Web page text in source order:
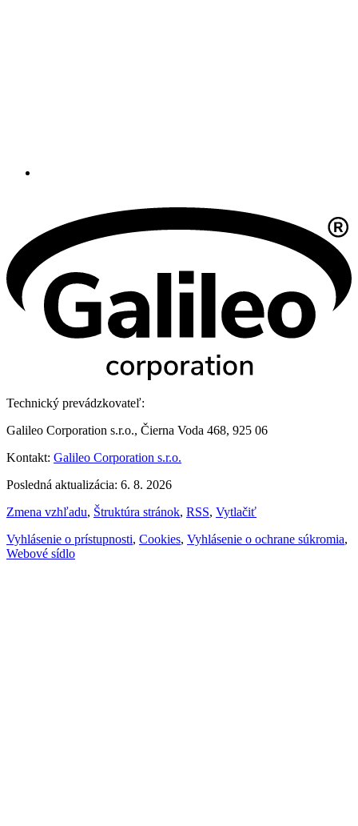
Technický prevádzkovateľ:
Galileo Corporation s.r.o., Čierna Voda 468, 925 06
Kontakt: Galileo Corporation s.r.o.
Posledná aktualizácia: 6. 8. 2026
Zmena vzhľadu, Štruktúra stránok, RSS, Vytlačiť
Vyhlásenie o prístupnosti, Cookies, Vyhlásenie o ochrane súkromia,
Webové sídlo